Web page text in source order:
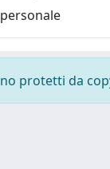
protetti da